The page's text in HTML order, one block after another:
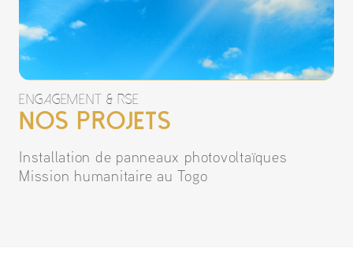
engagement & rse
Nos projets
Installation de panneaux photovoltaïques
Mission humanitaire au Togo